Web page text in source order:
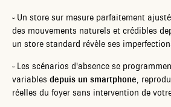
- Un store sur mesure parfaitement
des mouvements naturels et crédibles
un store standard révèle ses
- Les scénarios d'absence se
variables depuis un smartphone,
réelles du foyer sans intervention de